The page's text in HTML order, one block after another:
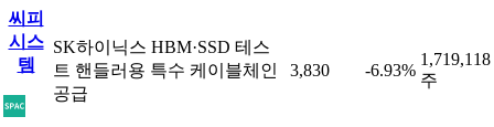
씨피
시스
템
SK하이닉스 HBM·SSD 테스
트 핸들러용 특수 케이블체인
공급
3,830 -6.93%
1,719,118
주